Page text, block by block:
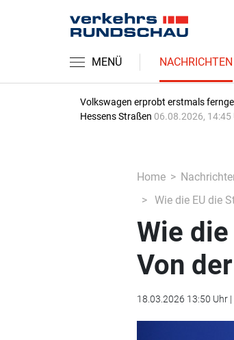
MENÜ NACHRICHTEN
Volkswagen erprobt erstmals
Hessens Straßen 06.08.2026, 14:45
Home
Wie die EU die
Wie
Von
18.03.2026 13:50 Uhr |